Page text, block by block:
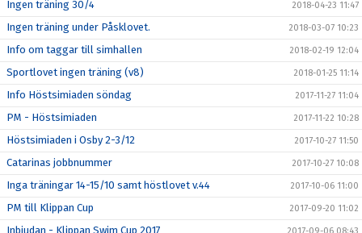
Ingen träning 30/4 2018-04-23 11:47
Ingen träning under Påsklovet. 2018-03-07 10:23
Info om taggar till simhallen 2018-02-19 12:04
Sportlovet ingen träning (v8) 2018-01-25 11:14
Info Höstsimiaden söndag 2017-11-27 11:04
PM - Höstsimiaden 2017-11-22 10:28
Höstsimiaden i Osby 2-3/12 2017-10-27 11:50
Catarinas jobbnummer 2017-10-27 10:08
Inga träningar 14-15/10 samt höstlovet v.44 2017-10-06 11:00
PM till Klippan Cup 2017-09-20 11:02
Inbjudan - Klippan Swim Cup 2017